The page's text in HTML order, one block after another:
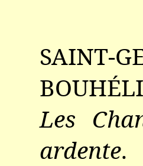
SAINT-
Les
ardente.